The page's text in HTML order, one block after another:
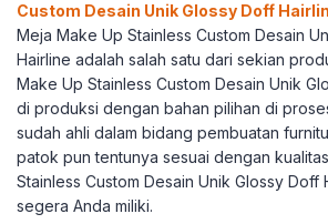
Custom Desain Unik Glossy Doff
Meja Make Up Stainless Custom Desain
Hairline adalah salah satu dari sekian
Make Up Stainless Custom Desain Unik
di produksi dengan bahan pilihan di
sudah ahli dalam bidang pembuatan
patok pun tentunya sesuai dengan
Stainless Custom Desain Unik Glossy Doff
segera Anda miliki.